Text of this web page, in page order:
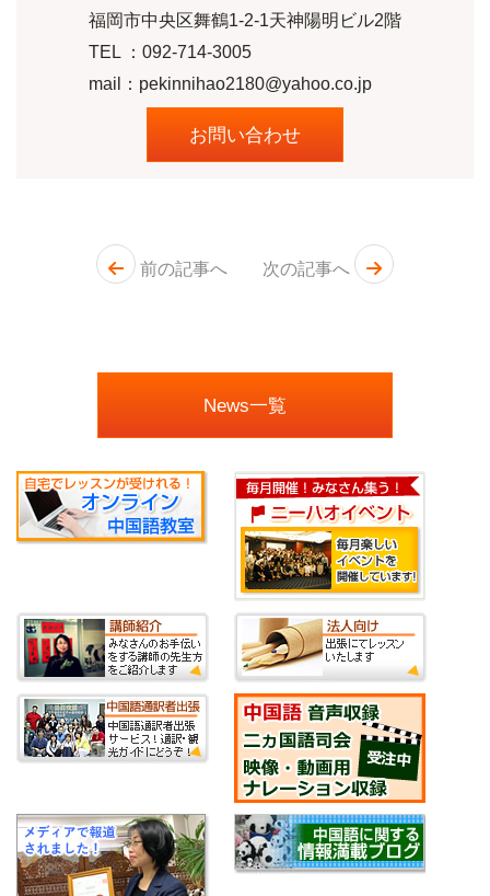
福岡市中央区舞鶴1-2-1天神陽明ビル2階
TEL ： 092-714-3005
mail：pekinnihao2180@yahoo.co.jp
お問い合わせ
前の記事へ 次の記事へ
News一覧